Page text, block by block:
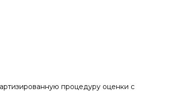
процедуру оценки с